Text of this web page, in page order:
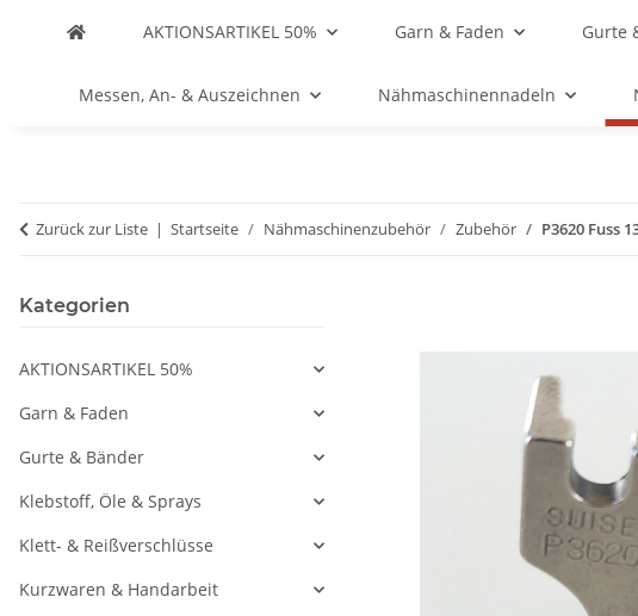
AKTIONSARTIKEL 50% Garn & Faden Gurte
Messen, An- & Auszeichnen Nähmaschinennadeln
Zurück zur Liste Startseite Nähmaschinenzubehör Zubehör P3620 Fuss
Kategorien
AKTIONSARTIKEL 50%
Garn & Faden
Gurte & Bänder
Klebstoff, Öle & Sprays
Klett- & Reißverschlüsse
Kurzwaren & Handarbeit